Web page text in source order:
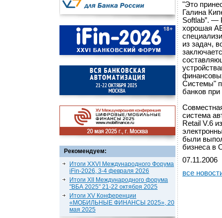
Рекомендуем:
Итоги XXVI Международного Форума
iFin-2026, 3-4 февраля 2026
Итоги XII Международного форума
"ВБА 2025" 21-22 октября 2025
Итоги XV Конференции
«МОБИЛЬНЫЕ ФИНАНСЫ 2025», 20
мая 2025
"Это
Галина
Softlab”. —
хорошая
из задач,
Системы"
банков
система
Retail V.6
были
бизнеса в
07.11.2006
все